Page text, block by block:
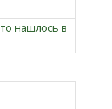
нашлось в